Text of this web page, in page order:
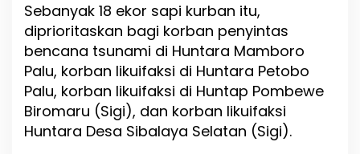
u
l
t
e
n
g
M
a
Sebanyak 18 ekor sapi kurban itu,
diprioritaskan bagi korban penyintas
bencana tsunami di Huntara Mamboro
Palu, korban likuifaksi di Huntara Petobo
Palu, korban likuifaksi di Huntap Pombewe
Biromaru (Sigi), dan korban likuifaksi
Huntara Desa Sibalaya Selatan (Sigi).